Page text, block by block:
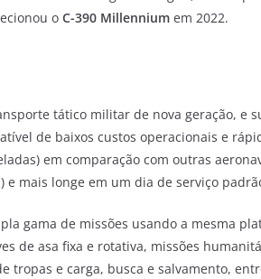
o C-390 Millennium em 2022.
tático militar de nova geração, e
de baixos custos operacionais e
em comparação com outras
e mais longe em um dia de serviço
gama de missões usando a mesma
de asa fixa e rotativa, missões
tropas e carga, busca e salvamento,